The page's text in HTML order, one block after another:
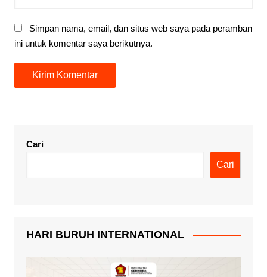
Simpan nama, email, dan situs web saya pada peramban
ini untuk komentar saya berikutnya.
Cari
Cari
HARI BURUH INTERNATIONAL